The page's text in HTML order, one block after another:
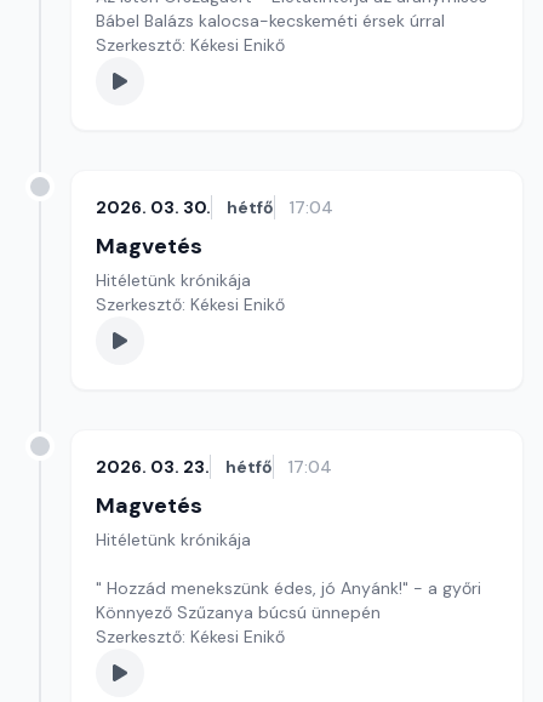
Bábel Balázs kalocsa-kecskeméti érsek úrral
Szerkesztő: Kékesi Enikő
2026. 03. 30. hétfő 17:04
Magvetés
Hitéletünk krónikája
Szerkesztő: Kékesi Enikő
2026. 03. 23. hétfő 17:04
Magvetés
Hitéletünk krónikája
" Hozzád menekszünk édes, jó Anyánk!" - a győri
Könnyező Szűzanya búcsú ünnepén
Szerkesztő: Kékesi Enikő